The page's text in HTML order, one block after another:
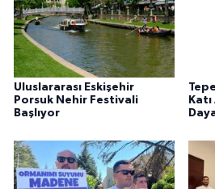
Uluslararası Eskişehir
Porsuk Nehir Festivali
Başlıyor